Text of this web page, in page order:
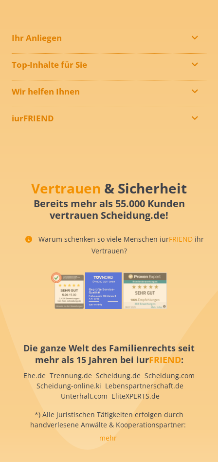
Ihr Anliegen
Top-Inhalte für Sie
Wir helfen Ihnen
iurFRIEND
Vertrauen & Sicherheit
Bereits mehr als 55.000 Kunden
vertrauen Scheidung.de!
Warum schenken so viele Menschen iurFRIEND ihr
Vertrauen?
Die ganze Welt des Familienrechts seit
mehr als 15 Jahren bei iurFRIEND:
Ehe.de Trennung.de Scheidung.de Scheidung.com
Scheidung-online.ki Lebenspartnerschaft.de
Unterhalt.com EliteXPERTS.de
*) Alle juristischen Tätigkeiten erfolgen durch
handverlesene Anwälte & Kooperationspartner:
mehr